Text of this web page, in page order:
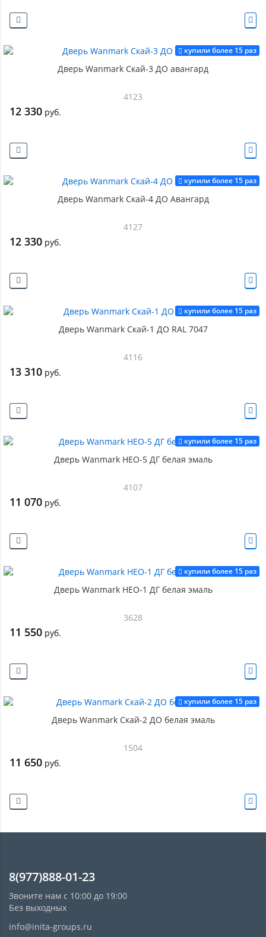
купили более 15 раз
Дверь Wanmark Скай-3 ДО авангард
4123
12 330 руб.
купили более 15 раз
Дверь Wanmark Скай-4 ДО Авангард
4127
12 330 руб.
купили более 15 раз
Дверь Wanmark Скай-1 ДО RAL 7047
4116
13 310 руб.
купили более 15 раз
Дверь Wanmark НЕО-5 ДГ белая эмаль
4107
11 070 руб.
купили более 15 раз
Дверь Wanmark НЕО-1 ДГ белая эмаль
3628
11 550 руб.
купили более 15 раз
Дверь Wanmark Скай-2 ДО белая эмаль
1504
11 650 руб.
8(977)888-01-23
Звоните нам с 10:00 до 19:00
Без выходных
info@inita-groups.ru